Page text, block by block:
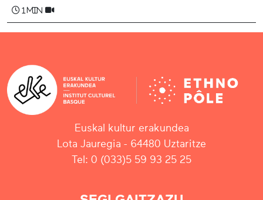
1 min
Euskal kultur erakundea
Lota Jauregia - 64480 Uztaritze
Tel: 0 (033)5 59 93 25 25